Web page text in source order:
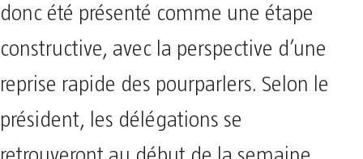
donc été présenté comme une étape
constructive, avec la perspective d’une
reprise rapide des pourparlers. Selon le
président, les délégations se